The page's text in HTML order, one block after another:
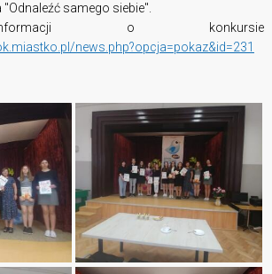
samego siebie".
o konkursie
news.php?opcja=pokaz&id=231